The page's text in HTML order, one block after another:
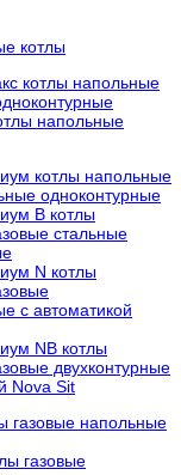
котлы
котлы напольные
напольные
котлы напольные
одноконтурные
B котлы
стальные
N котлы
c автоматикой
NB котлы
двухконтурные
Nova Sit
газовые напольные
газовые